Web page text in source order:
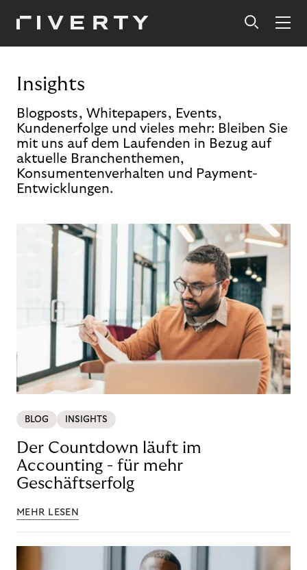
Insights
Blogposts, Whitepapers, Events,
Kundenerfolge und vieles mehr: Bleiben Sie
mit uns auf dem Laufenden in Bezug auf
aktuelle Branchenthemen,
Konsumentenverhalten und Payment-
Entwicklungen.
BLOG INSIGHTS
Der Countdown läuft im
Accounting - für mehr
Geschäftserfolg
MEHR LESEN